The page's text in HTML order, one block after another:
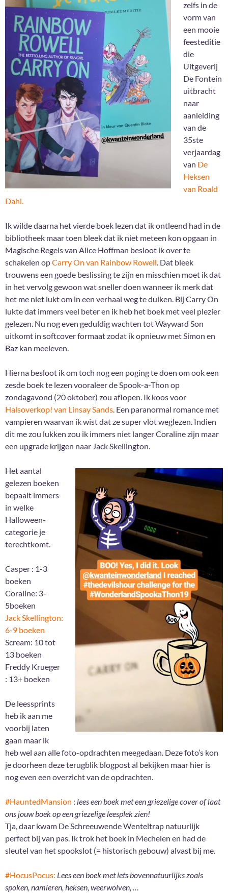
zelfs in de
vorm van
een mooie
feesteditie
die
Uitgeverij
De Fontein
uitbracht
naar
aanleiding
van de
35ste
verjaardag
van De
Heksen
van Roald
Dahl.
Ik wilde daarna het vierde boek lezen dat ik ontleend had in de
bibliotheek maar toen bleek dat ik niet meteen kon opgaan in
Magische Regels van Alice Hoffman besloot ik over te
schakelen opCarry On van Rainbow Rowell. Dat bleek
trouwens een goede beslissing te zijn en misschien moet ik dat
in het vervolg gewoon wat sneller doen wanneer ik merk dat
het me niet lukt om in een verhaal weg te duiken. Bij Carry On
lukte dat immers veel beter en ik heb het boek met veel plezier
gelezen. Nu nog even geduldig wachten tot Wayward Son
uitkomt in softcover formaat zodat ik opnieuw met Simon en
Baz kan meeleven.
Hierna besloot ik om toch nog een poging te doen om ook een
zesde boek te lezen vooraleer de Spook-a-Thon op
zondagavond (20 oktober) zou aflopen. Ik koos voor
Halsoverkop! van Linsay Sands. Een paranormal romance met
vampieren waarvan ik wist dat ze super vlot weglezen. Indien
dit me zou lukken zou ik immers niet langer Coraline zijn maar
een upgrade krijgen naar Jack Skellington.
Het aantal
gelezen boeken
bepaalt immers
in welke
Halloween-
categorie je
terechtkomt.
Casper : 1-3
boeken
Coraline: 3-
5boeken
Jack Skellington:
6-9 boeken
Scream: 10 tot
13 boeken
Freddy Krueger
: 13+ boeken
De leessprints
heb ik aan me
voorbij laten
gaan maar ik
heb wel aan alle foto-opdrachten meegedaan. Deze foto’s kon
je doorheen deze terugblik blogpost al bekijken maar hier is
nog even een overzicht van de opdrachten.
#HauntedMansion : lees een boek met een griezelige cover of laat
ons jouw boek op een griezelige leesplek zien!
Tja, daar kwam De Schreeuwende Wenteltrap natuurlijk
perfect bij van pas. Ik trok het boek in Mechelen en had de
sleutel van het spookslot (= historisch gebouw) alvast bij me.
#HocusPocus: Lees een boek met iets bovennatuurlijks zoals
spoken, namieren, heksen, weerwolven, …